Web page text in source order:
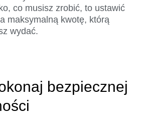
co musisz zrobić, to ustawić
maksymalną kwotę, którą
wydać.
bezpiecznej